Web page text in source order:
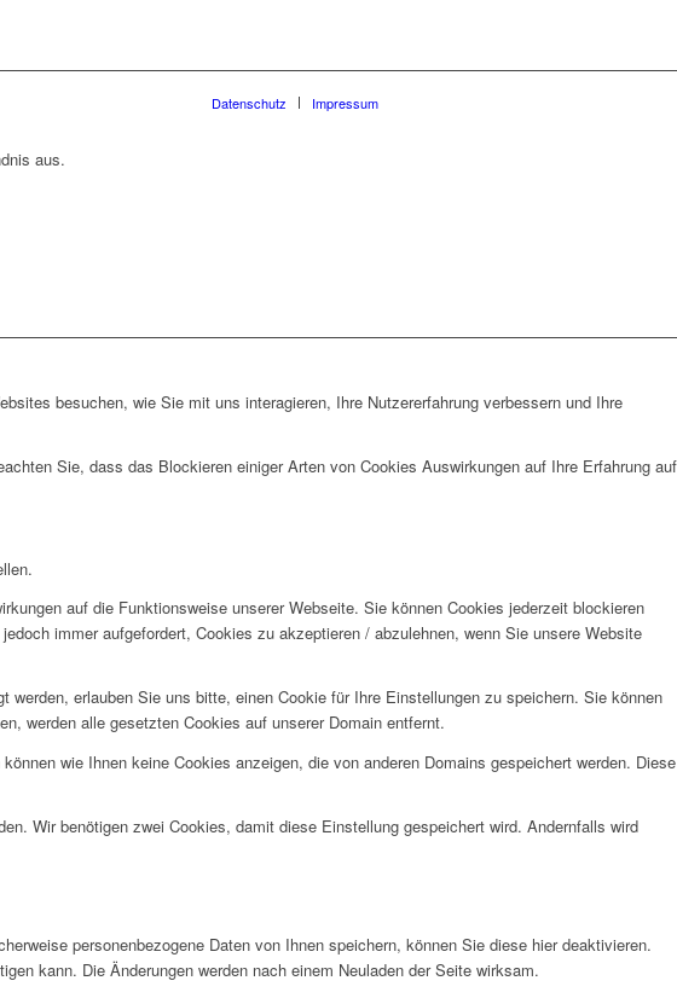
Datenschutz Impressum
aus.
besuchen, wie Sie mit uns interagieren, Ihre Nutzererfahrung verbessern und Ihre
Sie, dass das Blockieren einiger Arten von Cookies Auswirkungen auf Ihre Erfahrung auf
auf die Funktionsweise unserer Webseite. Sie können Cookies jederzeit blockieren
immer aufgefordert, Cookies zu akzeptieren / abzulehnen, wenn Sie unsere Website
erlauben Sie uns bitte, einen Cookie für Ihre Einstellungen zu speichern. Sie können
werden alle gesetzten Cookies auf unserer Domain entfernt.
wie Ihnen keine Cookies anzeigen, die von anderen Domains gespeichert werden. Diese
Wir benötigen zwei Cookies, damit diese Einstellung gespeichert wird. Andernfalls wird
personenbezogene Daten von Ihnen speichern, können Sie diese hier deaktivieren.
kann. Die Änderungen werden nach einem Neuladen der Seite wirksam.